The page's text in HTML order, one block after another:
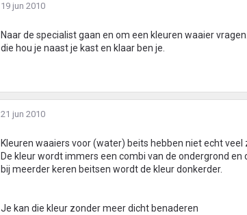
19 jun 2010
Naar de specialist gaan en om een kleuren waaier vragen.
die hou je naast je kast en klaar ben je.
21 jun 2010
Kleuren waaiers voor (water) beits hebben niet echt veel
De kleur wordt immers een combi van de ondergrond en
bij meerder keren beitsen wordt de kleur donkerder.
Je kan die kleur zonder meer dicht benaderen